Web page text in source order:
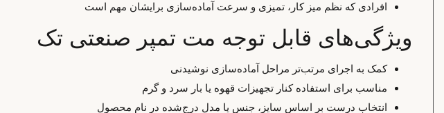
افرادی که نظم میز کار، تمیزی و سرعت آماده‌سازی برایشان مهم است
ویژگی‌های قابل توجه مت تمپر صنعتی تک
کمک به اجرای مرتب‌تر مراحل آماده‌سازی نوشیدنی
مناسب برای استفاده کنار تجهیزات قهوه یا بار سرد و گرم
انتخاب درست بر اساس سایز، جنس یا مدل درج‌شده در نام محصول